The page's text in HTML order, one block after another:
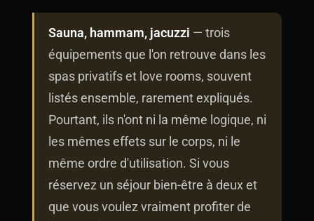
Sauna, hammam, jacuzzi — trois
équipements que l'on retrouve dans les
spas privatifs et love rooms, souvent
listés ensemble, rarement expliqués.
Pourtant, ils n'ont ni la même logique, ni
les mêmes effets sur le corps, ni le
même ordre d'utilisation. Si vous
réservez un séjour bien-être à deux et
que vous voulez vraiment profiter de